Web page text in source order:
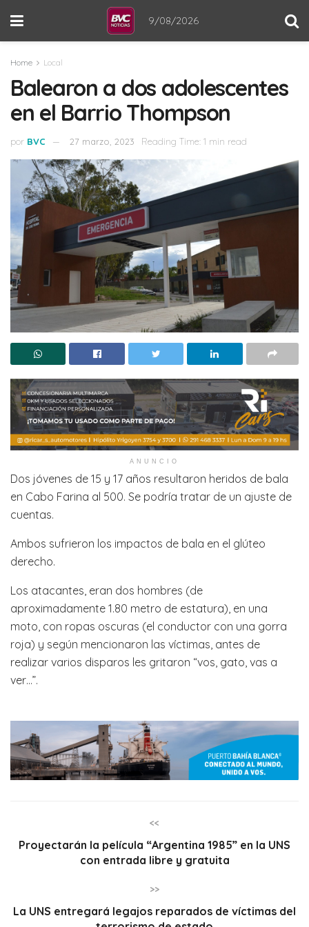
9/08/2026
Home Local
Balearon a dos adolescentes
en el Barrio Thompson
por BVC 27 marzo, 2023 Reading Time: 1 min read
ANUNCIO
Dos jóvenes de 15 y 17 años resultaron heridos de bala
en Cabo Farina al 500. Se podría tratar de un ajuste de
cuentas.
Ambos sufrieron los impactos de bala en el glúteo
derecho.
Los atacantes, eran dos hombres (de
aproximadamente 1.80 metro de estatura), en una
moto, con ropas oscuras (el conductor con una gorra
roja) y según mencionaron las víctimas, antes de
realizar varios disparos les gritaron “vos, gato, vas a
ver…”.
<<
Proyectarán la película “Argentina 1985” en la UNS
con entrada libre y gratuita
>>
La UNS entregará legajos reparados de víctimas del